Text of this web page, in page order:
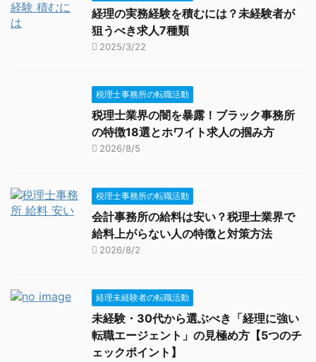
経理の実務経験を積むには？未経験者が
狙うべき求人7種類
2025/3/22
税理士事務所の転職活動
税理士業界の闇を暴露！ブラック事務所
の特徴18選とホワイト求人の掴み方
2026/8/5
税理士事務所の転職活動
会計事務所の給料は安い？税理士業界で
給料上がらない人の特徴と対策方法
2026/8/2
経理未経験者の転職活動
未経験・30代から選ぶべき「経理に強い
転職エージェント」の見極め方【5つのチ
ェックポイント】